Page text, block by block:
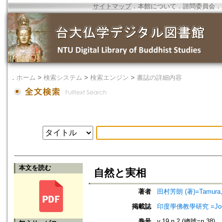
サイトマップ．本館について ． 諮問委員会 ．
． ホーム > 検索システム > 検索エンジン > 書誌の詳細内容
本文を読む 自然と実相
著者
田村芳朗 (著
掲載誌
印度學佛教學研究